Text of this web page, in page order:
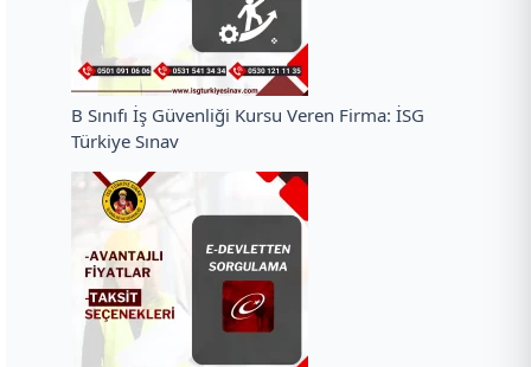
B Sınıfı İş Güvenliği Kursu Veren Firma: İSG
Türkiye Sınav